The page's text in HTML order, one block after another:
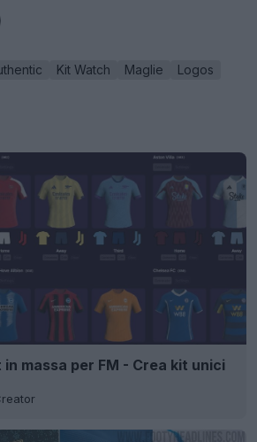
Kit Watch Maglie
Logos
massa per FM - Crea kit unici